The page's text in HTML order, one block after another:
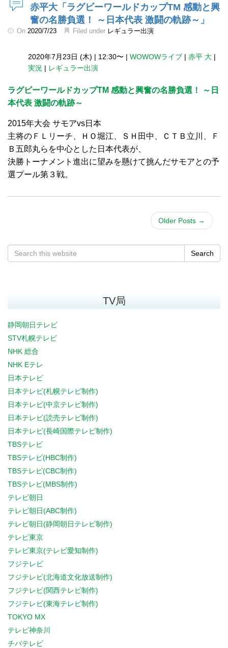
赤平大「ラグビーワールドカップTM 感動と興
奮の名勝負選！ ～日本代表 激闘の軌跡～」
On 2020/7/23 Filed under レギュラー出演
2020年7月23日 (木) | 12:30〜 | WOWOWライブ | 赤平 大 |
実況 | レギュラー出演
ラグビーワールドカップTM 感動と興奮の名勝負選！ ～日
本代表 激闘の軌跡～
2015年大会 サモアvs日本
主将のＦＬリーチ、ＨＯ堀江、ＳＨ田中、ＣＴＢ立川、Ｆ
Ｂ五郎丸らを中心とした日本代表が、
決勝トーナメント進出に望みを懸けて挑んだサモアとの予
選プール第３戦。
Older Posts →
Search
TV局
静岡朝日テレビ
STV札幌テレビ
NHK 総合
NHK Eテレ
日本テレビ
日本テレビ(札幌テレビ制作)
日本テレビ(中京テレビ制作)
日本テレビ(読売テレビ制作)
日本テレビ(長崎国際テレビ制作)
TBSテレビ
TBSテレビ(HBC制作)
TBSテレビ(CBC制作)
TBSテレビ(MBS制作)
テレビ朝日
テレビ朝日(ABC制作)
テレビ朝日(静岡朝日テレビ制作)
テレビ東京
テレビ東京(テレビ愛知制作)
フジテレビ
フジテレビ(北海道文化放送制作)
フジテレビ(関西テレビ制作)
フジテレビ(東海テレビ制作)
TOKYO MX
テレビ神奈川
チバテレビ